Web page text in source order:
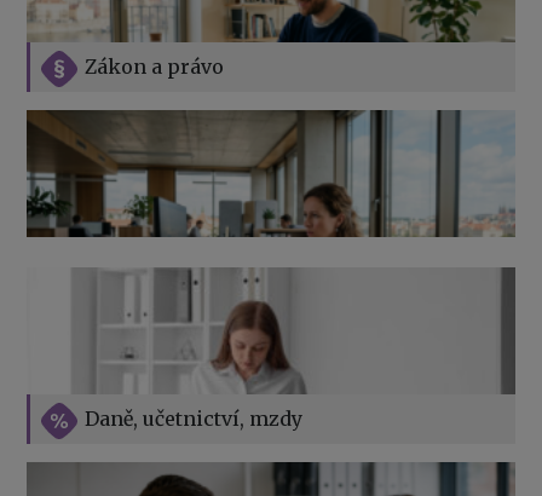
Daně, učetnictví, mzdy
Zákon a právo
Vše o překážkách v práci na straně zaměstnavatele
Jak na podnikání při rodičovské dovolené
Přehledy pro OSSZ a zdravotní pojišťovny – jak na ně
v roce 2026